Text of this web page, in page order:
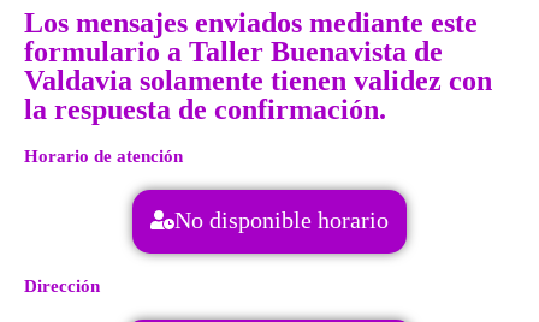
Los mensajes enviados mediante este
formulario a Taller Buenavista de
Valdavia solamente tienen validez con
la respuesta de confirmación.
Horario de atención
No disponible horario
Dirección